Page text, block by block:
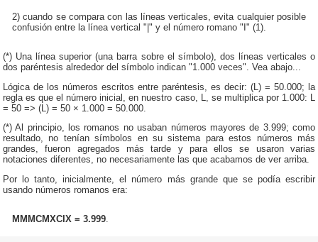
2) cuando se compara con las líneas verticales, evita cualquier posible
confusión entre la línea vertical "|" y el número romano "I" (1).
(*) Una línea superior (una barra sobre el símbolo), dos líneas verticales o
dos paréntesis alrededor del símbolo indican "1.000 veces". Vea abajo...
Lógica de los números escritos entre paréntesis, es decir: (L) = 50.000; la
regla es que el número inicial, en nuestro caso, L, se multiplica por 1.000: L
= 50 => (L) = 50 × 1.000 = 50.000.
(*) Al principio, los romanos no usaban números mayores de 3.999; como
resultado, no tenían símbolos en su sistema para estos números más
grandes, fueron agregados más tarde y para ellos se usaron varias
notaciones diferentes, no necesariamente las que acabamos de ver arriba.
Por lo tanto, inicialmente, el número más grande que se podía escribir
usando números romanos era:
MMMCMXCIX = 3.999.